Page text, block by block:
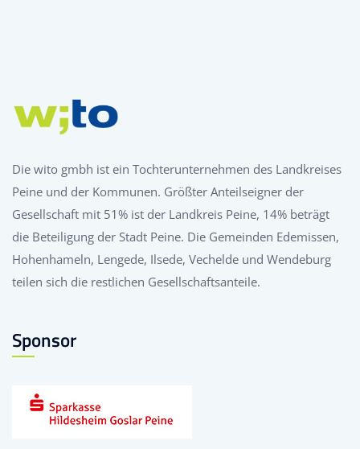
Die wito gmbh ist ein Tochterunternehmen des Landkreises
Peine und der Kommunen. Größter Anteilseigner der
Gesellschaft mit 51% ist der Landkreis Peine, 14% beträgt
die Beteiligung der Stadt Peine. Die Gemeinden Edemissen,
Hohenhameln, Lengede, Ilsede, Vechelde und Wendeburg
teilen sich die restlichen Gesellschaftsanteile.
Sponsor